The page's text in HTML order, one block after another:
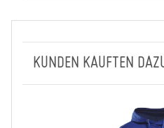
KUNDEN KAUFTEN